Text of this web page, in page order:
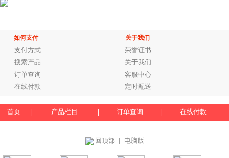
如何支付 关于我们
支付方式
荣誉证书
搜索产品
关于我们
订单查询
客服中心
在线付款
定时配送
首页 产品栏目 订单查询 在线付款
回顶部 电脑版